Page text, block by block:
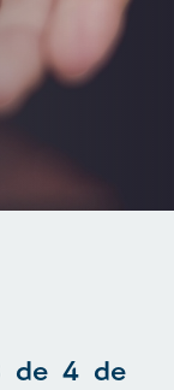
de 4 de